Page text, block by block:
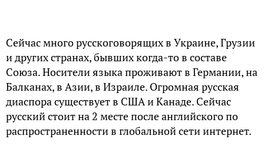
Сейчас много русскоговорящих в Украине, Грузии
и других странах, бывших когда-то в составе
Союза. Носители языка проживают в Германии, на
Балканах, в Азии, в Израиле. Огромная русская
диаспора существует в США и Канаде. Сейчас
русский стоит на 2 месте после английского по
распространенности в глобальной сети интернет.